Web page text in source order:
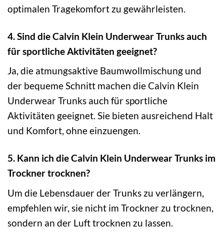
optimalen Tragekomfort zu gewährleisten.
4. Sind die Calvin Klein Underwear Trunks auch
für sportliche Aktivitäten geeignet?
Ja, die atmungsaktive Baumwollmischung und
der bequeme Schnitt machen die Calvin Klein
Underwear Trunks auch für sportliche
Aktivitäten geeignet. Sie bieten ausreichend Halt
und Komfort, ohne einzuengen.
5. Kann ich die Calvin Klein Underwear Trunks im
Trockner trocknen?
Um die Lebensdauer der Trunks zu verlängern,
empfehlen wir, sie nicht im Trockner zu trocknen,
sondern an der Luft trocknen zu lassen.